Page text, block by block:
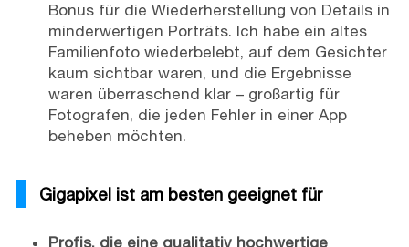
Bonus für die Wiederherstellung von Details in
minderwertigen Porträts. Ich habe ein altes
Familienfoto wiederbelebt, auf dem Gesichter
kaum sichtbar waren, und die Ergebnisse
waren überraschend klar – großartig für
Fotografen, die jeden Fehler in einer App
beheben möchten.
Gigapixel ist am besten geeignet für
Profis, die eine qualitativ hochwertige